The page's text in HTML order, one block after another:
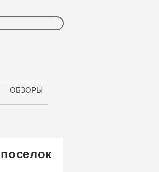
ОБЗОРЫ